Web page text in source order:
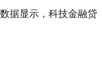
据显示，科技金融贷